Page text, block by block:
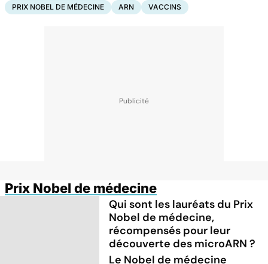
PRIX NOBEL DE MÉDECINE ARN VACCINS
Prix Nobel de médecine
Qui sont les lauréats du Prix
Nobel de médecine,
récompensés pour leur
découverte des microARN ?
Le Nobel de médecine